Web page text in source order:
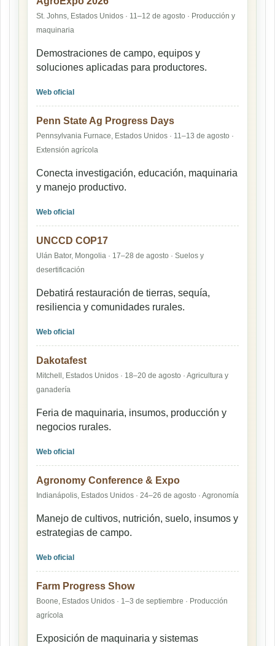
St. Johns, Estados Unidos · 11–12 de agosto · Producción y
maquinaria
Demostraciones de campo, equipos y
soluciones aplicadas para productores.
Web oficial
Penn State Ag Progress Days
Pennsylvania Furnace, Estados Unidos · 11–13 de agosto ·
Extensión agrícola
Conecta investigación, educación, maquinaria
y manejo productivo.
Web oficial
UNCCD COP17
Ulán Bator, Mongolia · 17–28 de agosto · Suelos y
desertificación
Debatirá restauración de tierras, sequía,
resiliencia y comunidades rurales.
Web oficial
Dakotafest
Mitchell, Estados Unidos · 18–20 de agosto · Agricultura y
ganadería
Feria de maquinaria, insumos, producción y
negocios rurales.
Web oficial
Agronomy Conference & Expo
Indianápolis, Estados Unidos · 24–26 de agosto · Agronomía
Manejo de cultivos, nutrición, suelo, insumos y
estrategias de campo.
Web oficial
Farm Progress Show
Boone, Estados Unidos · 1–3 de septiembre · Producción
agrícola
Exposición de maquinaria y sistemas